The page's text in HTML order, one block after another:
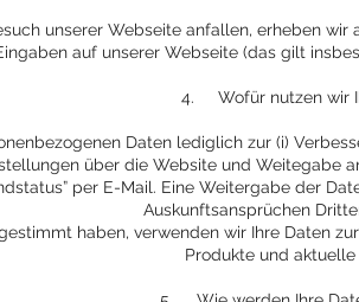
unserer Webseite anfallen, erheben
auf unserer Webseite (das gilt
4. Wofür nutzen wir
Daten lediglich zur (i)
über die Website und Weitegabe
per E-Mail. Eine Weitergabe der
Auskunftsansprüchen
haben, verwenden wir Ihre Daten
Produkte und aktuelle